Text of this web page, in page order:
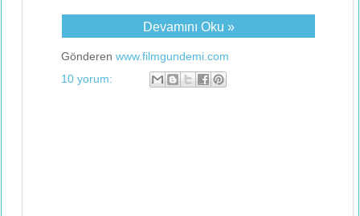
Devamını Oku »
Gönderen www.filmgundemi.com
10 yorum: